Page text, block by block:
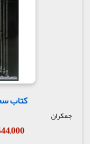
کتاب
جمکران
544,000